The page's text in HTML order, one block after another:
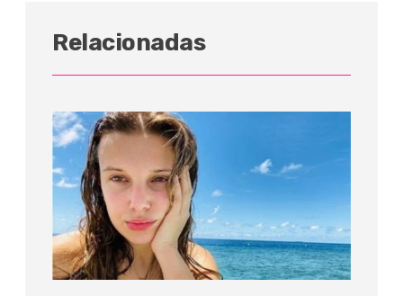
Relacionadas